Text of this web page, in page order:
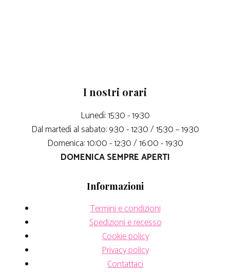
I nostri orari
Lunedì: 15:30 - 19:30
Dal martedì al sabato: 9:30 - 12:30 / 15:30 – 19:30
Domenica: 10:00 - 12:30 / 16:00 - 19:30
DOMENICA SEMPRE APERTI
Informazioni
Termini e condizioni
Spedizioni e recesso
Cookie policy
Privacy policy
Contattaci